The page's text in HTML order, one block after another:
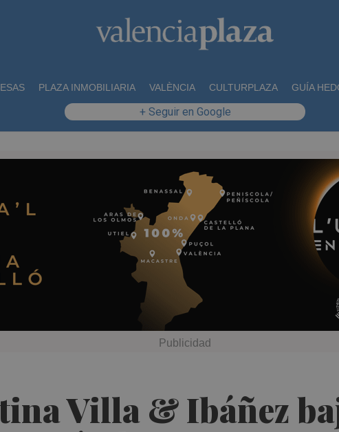
PLAZA INMOBILIARIA VALÈNCIA CULTURPLAZA GUÍA
+ Seguir en Google
Villa & Ibáñez